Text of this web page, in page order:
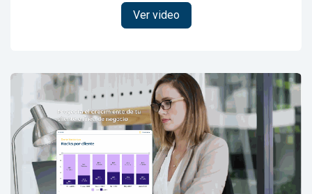
Ver video